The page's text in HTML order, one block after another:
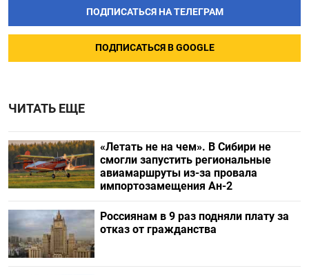
ПОДПИСАТЬСЯ НА ТЕЛЕГРАМ
ПОДПИСАТЬСЯ В GOOGLE
ЧИТАТЬ ЕЩЕ
«Летать не на чем». В Сибири не
смогли запустить региональные
авиамаршруты из-за провала
импортозамещения Ан-2
Россиянам в 9 раз подняли плату за
отказ от гражданства